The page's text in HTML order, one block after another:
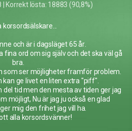
| Korrekt lösta: 18883 (90,8%)
korsordsälskare...
och är i dagsläget 65 år.
fina ord om sig själv och det ska väl gå
bra.
som ser möjligheter framför problem.
kan ge livet en liten extra "piff".
del tid men den mesta av tiden ger jag
möjligt, Nu är jag ju också en glad
mig den frihet jag vill ha.
alla korsordsvänner!